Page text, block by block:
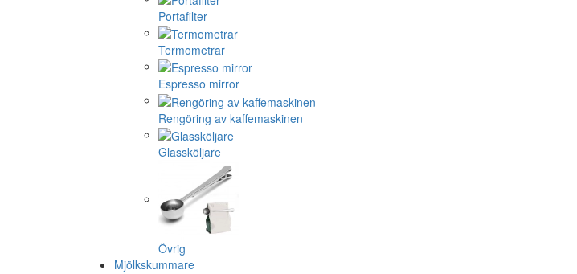
Portafilter
Termometrar
Espresso mirror
Rengöring av kaffemaskinen
Glassköljare
Övrig
Mjölkskummare